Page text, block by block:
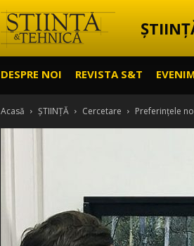
Știință
DESPRE NOI REVISTA S&T
Acasă ȘTIINȚĂ Cercetare Preferințele